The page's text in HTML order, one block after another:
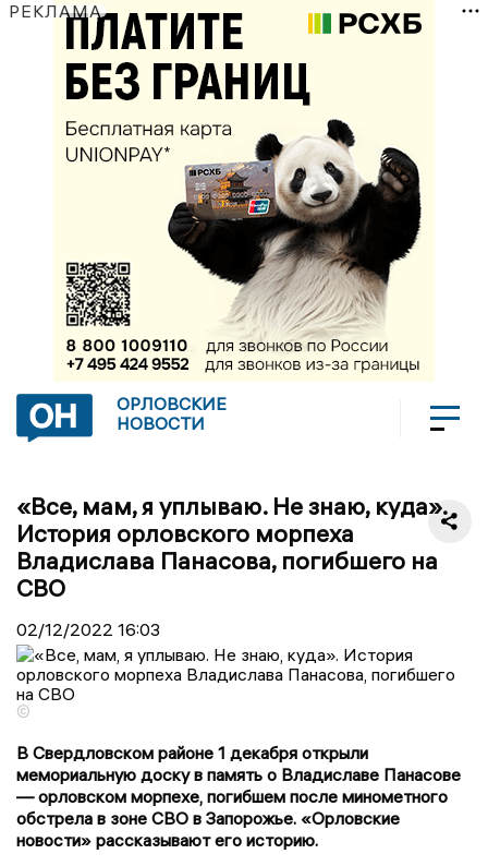
РЕКЛАМА
ОРЛОВСКИЕ
НОВОСТИ
«Все, мам, я уплываю. Не знаю, куда».
История орловского морпеха
Владислава Панасова, погибшего на
СВО
02/12/2022 16:03
©
В Свердловском районе 1 декабря открыли
мемориальную доску в память о Владиславе Панасове
— орловском морпехе, погибшем после минометного
обстрела в зоне СВО в Запорожье. «Орловские
новости» рассказывают его историю.